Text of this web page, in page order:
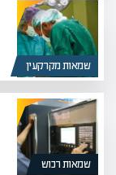
שמאות מקרקעין
שמאות רכוש